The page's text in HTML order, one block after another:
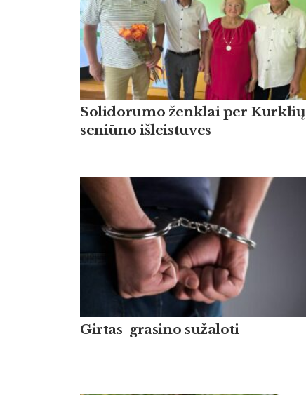
Solidorumo ženklai per Kurklių
seniūno išleistuves
Girtas grasino sužaloti